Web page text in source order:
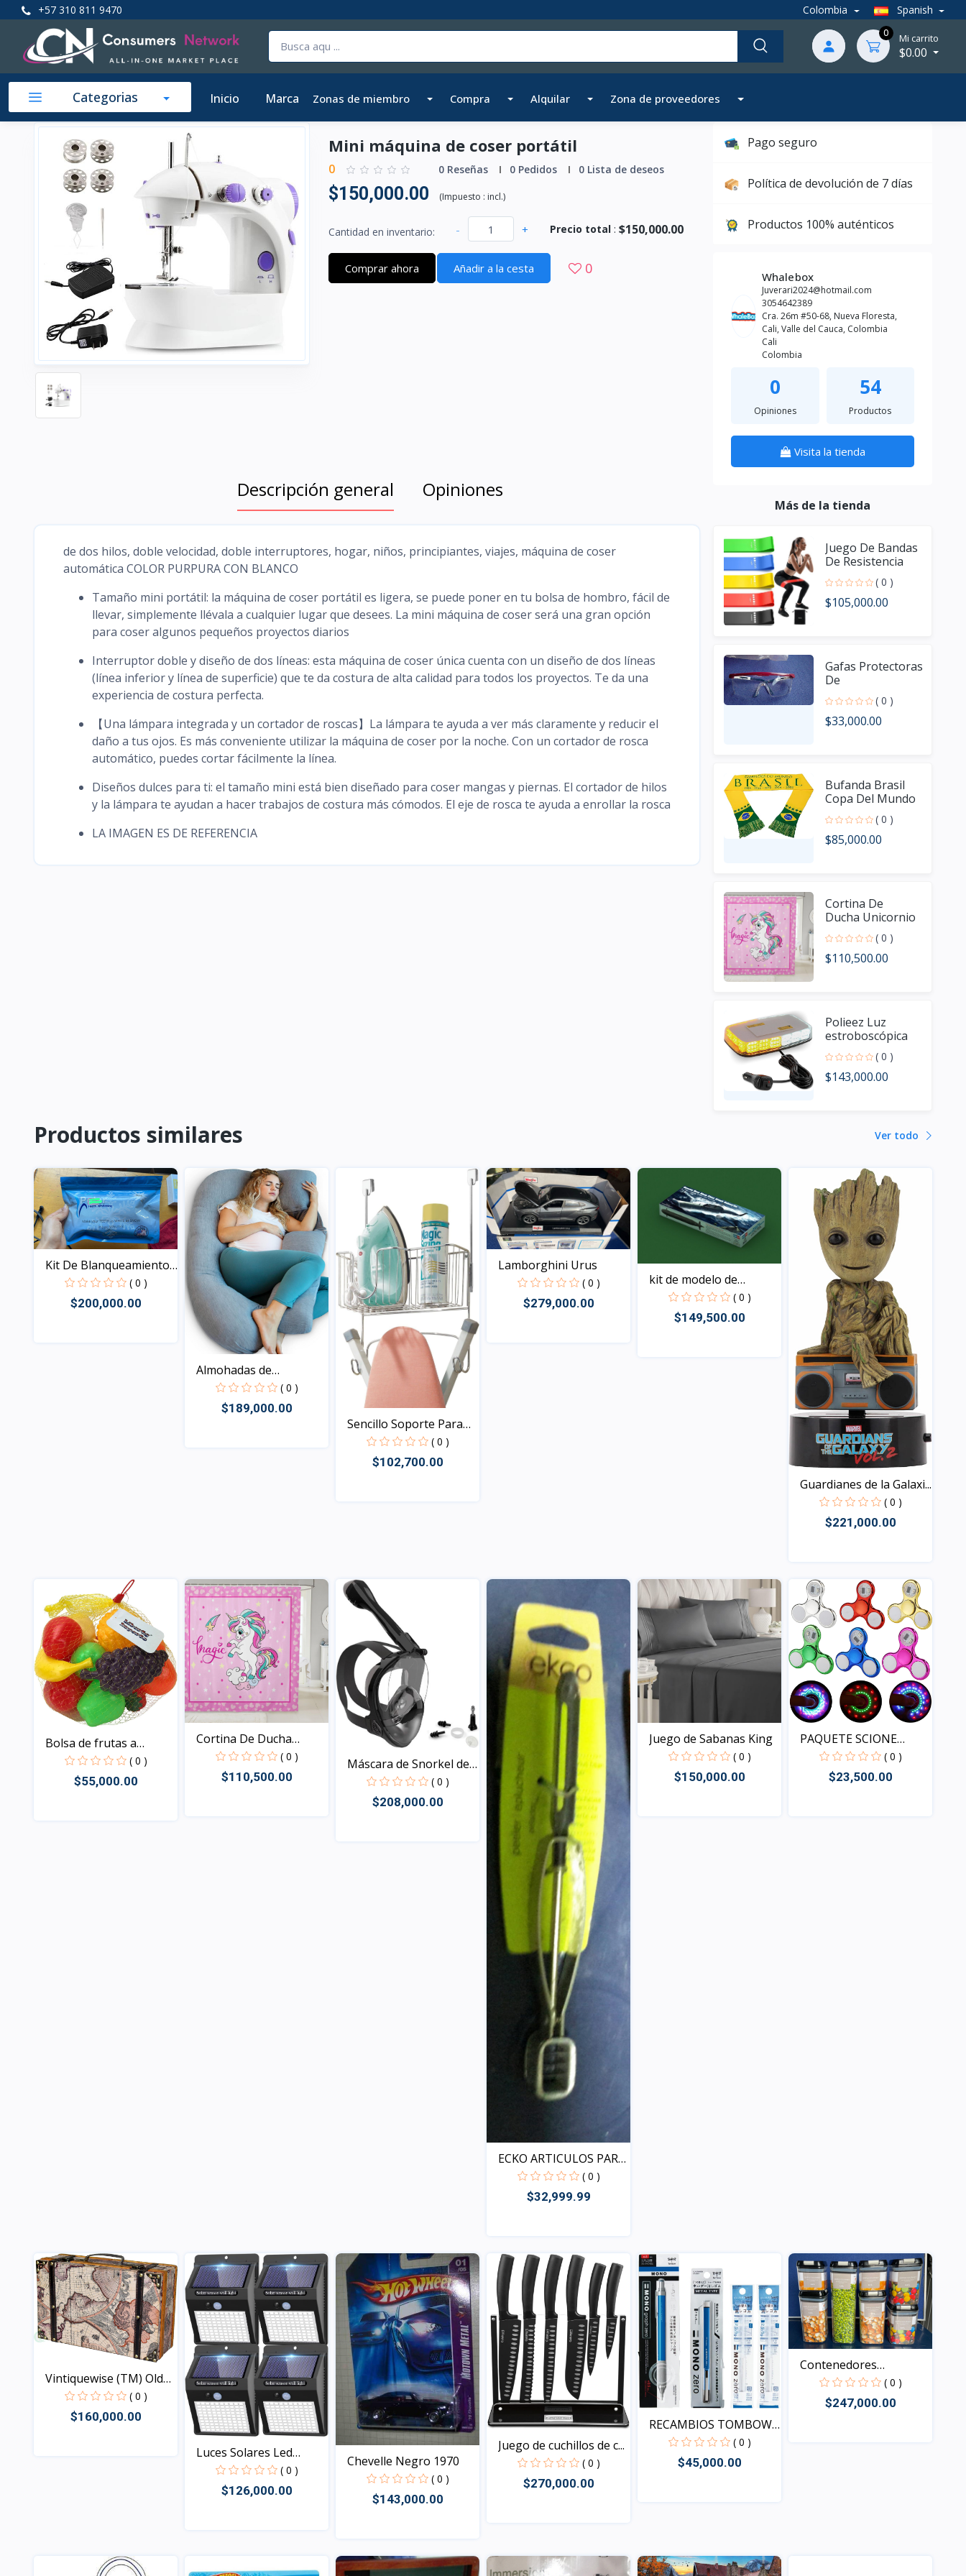
+57 310 811 9470 Colombia Spanish
0 Mi carrito
$0.00
Categorias Inicio Marca Zonas de miembro Compra Alquilar Zona de proveedores
Mini máquina de coser portátil
0 0 Reseñas 0 Pedidos 0 Lista de deseos
$150,000.00 (Impuesto : incl.)
Cantidad en inventario: - + Precio total: $150,000.00
Comprar ahora Añadir a la cesta 0
Descripción general Opiniones
de dos hilos, doble velocidad, doble interruptores, hogar, niños, principiantes, viajes, máquina de coser
automática COLOR PURPURA CON BLANCO
Tamaño mini portátil: la máquina de coser portátil es ligera, se puede poner en tu bolsa de hombro, fácil de
llevar, simplemente llévala a cualquier lugar que desees. La mini máquina de coser será una gran opción
para coser algunos pequeños proyectos diarios
Interruptor doble y diseño de dos líneas: esta máquina de coser única cuenta con un diseño de dos líneas
(línea inferior y línea de superficie) que te da costura de alta calidad para todos los proyectos. Te da una
experiencia de costura perfecta.
【Una lámpara integrada y un cortador de roscas】La lámpara te ayuda a ver más claramente y reducir el
daño a tus ojos. Es más conveniente utilizar la máquina de coser por la noche. Con un cortador de rosca
automático, puedes cortar fácilmente la línea.
Diseños dulces para ti: el tamaño mini está bien diseñado para coser mangas y piernas. El cortador de hilos
y la lámpara te ayudan a hacer trabajos de costura más cómodos. El eje de rosca te ayuda a enrollar la rosca
LA IMAGEN ES DE REFERENCIA
Pago seguro
Política de devolución de 7 días
Productos 100% auténticos
Whalebox
Juverari2024@hotmail.com
3054642389
Cra. 26m #50-68, Nueva Floresta,
Cali, Valle del Cauca, Colombia
Cali
Colombia
0
Opiniones
54
Productos
Visita la tienda
Más de la tienda
Juego De Bandas
De Resistencia
Theraband,
Bandas Elásticas
( 0 )
$105,000.00
Gafas Protectoras
De
Seguridad,protección
Ocular Protección de
grado industria
( 0 )
$33,000.00
Bufanda Brasil
Copa Del Mundo
Fútbol Con 3
Banderas( 0 )
$85,000.00
Cortina De
Ducha Unicornio
Impermeable De
Poliéster Marca
Homewish
( 0 )
$110,500.00
Polieez Luz
estroboscópica
de techo de 108
LED para
camiones,
( 0 )
$143,000.00
Productos similares Ver todo
Kit De Blanqueamiento
( 0 )
$200,000.00
Almohadas de
embarazo
( 0 )
$189,000.00
Sencillo Soporte Para
( 0 )
$102,700.00
Lamborghini Urus
( 0 )
$279,000.00
kit de modelo de
submar...
( 0 )
$149,500.00
Guardianes de la Galaxi...
( 0 )
$221,000.00
Vista
Bolsa de frutas a
tamañ...
( 0 )
$55,000.00
Cortina De Ducha
Unicor...
( 0 )
$110,500.00
Máscara de Snorkel de
( 0 )
$208,000.00
ECKO ARTICULOS PARA
( 0 )
$32,999.99
Vista
Juego de Sabanas King
( 0 )
$150,000.00
PAQUETE SCIONE
FIDGET S...
( 0 )
$23,500.00
Vintiquewise (TM) Old
( 0 )
$160,000.00
Luces Solares Led
Senso...
( 0 )
$126,000.00
Chevelle Negro 1970
( 0 )
$143,000.00
Vista
Juego de cuchillos de c...
( 0 )
$270,000.00
RECAMBIOS TOMBOW
MONO Z...
( 0 )
$45,000.00
Contenedores
Herméticos...
( 0 )
$247,000.00